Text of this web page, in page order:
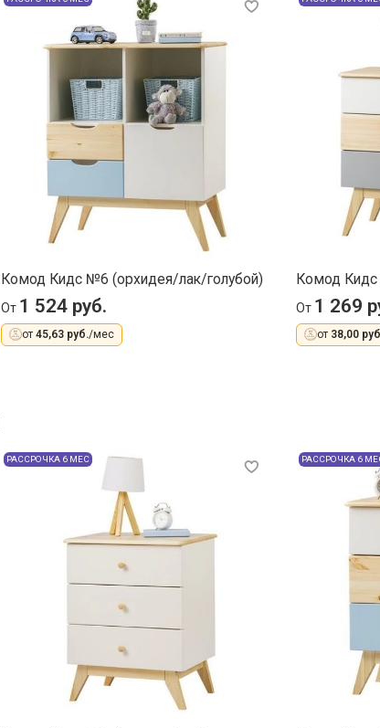
Комод Кидс №6 (орхидея/лак/голубой)
От 1 524 руб.
от 45,63 руб./мес
Комод
От 1 269
от 38,00
РАССРОЧКА 6 МЕС РАССРОЧКА 6